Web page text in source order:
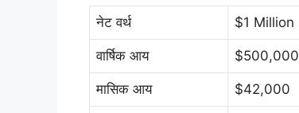
नेट वर्थ $1 Million
वार्षिक आय $500,000
मासिक आय $42,000